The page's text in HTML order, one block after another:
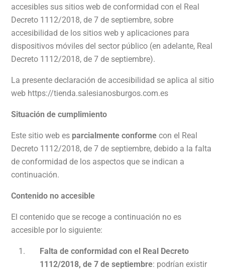
accesibles sus sitios web de conformidad con el Real
Decreto 1112/2018, de 7 de septiembre, sobre
accesibilidad de los sitios web y aplicaciones para
dispositivos móviles del sector público (en adelante, Real
Decreto 1112/2018, de 7 de septiembre).
La presente declaración de accesibilidad se aplica al sitio
web https://tienda.salesianosburgos.com.es
Situación de cumplimiento
Este sitio web es parcialmente conforme con el Real
Decreto 1112/2018, de 7 de septiembre, debido a la falta
de conformidad de los aspectos que se indican a
continuación.
Contenido no accesible
El contenido que se recoge a continuación no es
accesible por lo siguiente:
Falta de conformidad con el Real Decreto
1112/2018, de 7 de septiembre: podrían existir